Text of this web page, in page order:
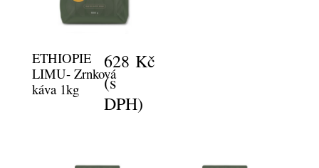
ETHIOPIE
LIMU- Zrnková
káva 1kg
628 Kč
(s
DPH)